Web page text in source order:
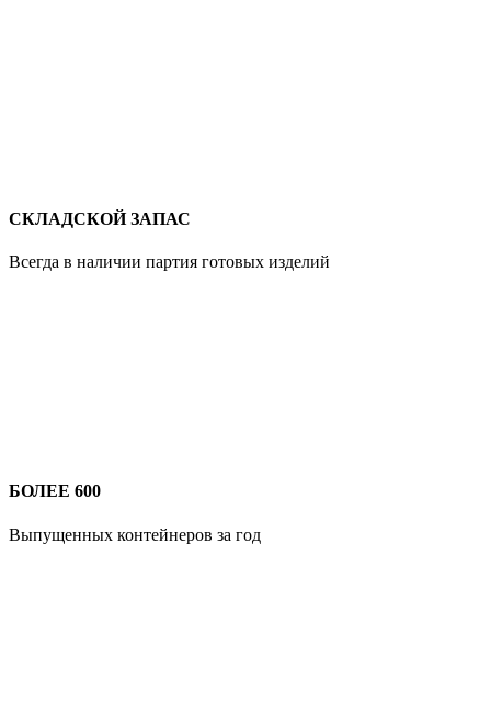
СКЛАДСКОЙ ЗАПАС
Всегда в наличии партия готовых изделий
БОЛЕЕ 600
Выпущенных контейнеров за год